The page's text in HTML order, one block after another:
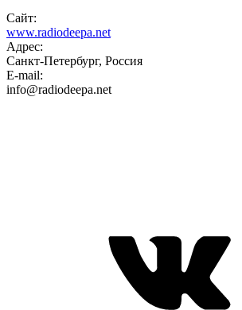
Сайт:
www.radiodeepa.net
Адрес:
Санкт-Петербург, Россия
E-mail:
info@radiodeepa.net